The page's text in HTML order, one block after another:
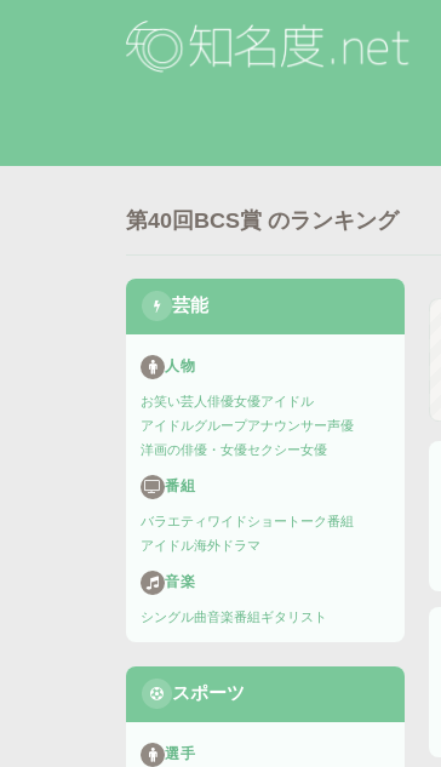
第40回BCS賞 のランキング
芸能
人物
お笑い芸人 俳優女優アイドル
アイドルグループアナウンサー声優
洋画の俳優・女優セクシー女優
番組
バラエティ ワイドショー トーク番組
アイドル海外ドラマ
音楽
シングル曲音楽番組ギタリスト
スポーツ
選手